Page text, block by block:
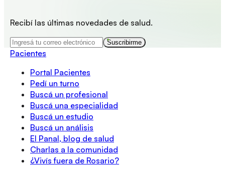
Recibí las últimas novedades de salud.
Suscribirme
Pacientes
Portal Pacientes
Pedí un turno
Buscá un profesional
Buscá una especialidad
Buscá un estudio
Buscá un análisis
El Panal, blog de salud
Charlas a la comunidad
¿Vivís fuera de Rosario?